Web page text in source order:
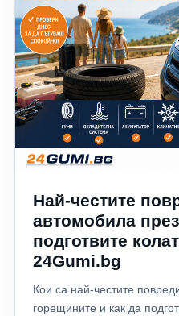
Най-честите
автомобила
подготвите
24Gumi.bg
Кои са най-честите
горещините и как да